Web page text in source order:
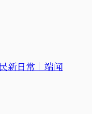
新日常｜端闻